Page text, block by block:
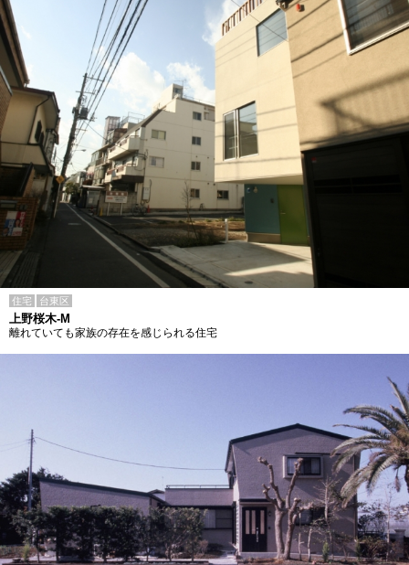
住宅 台東区
上野桜木-M
離れていても家族の存在を感じられる住宅